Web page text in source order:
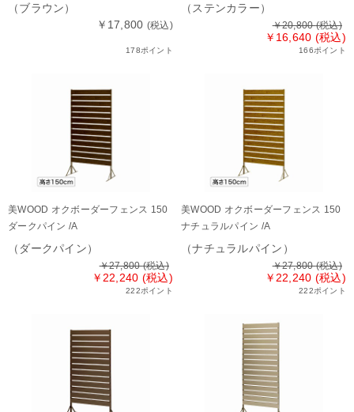
（ブラウン）
￥17,800 (税込)
178ポイント
（ステンカラー）
￥20,800(税込)
￥16,640 (税込)
166ポイント
美WOOD オクボーダーフェンス 150
ダークパイン /A
（ダークパイン）
￥27,800(税込)
￥22,240 (税込)
222ポイント
美WOOD オクボーダーフェンス 150
ナチュラルパイン /A
（ナチュラルパイン）
￥27,800(税込)
￥22,240 (税込)
222ポイント